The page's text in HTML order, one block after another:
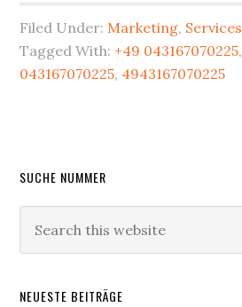
Filed Under: Marketing, Services
Tagged With: +49 043167070225,
043167070225, 4943167070225
Primary
Sidebar
SUCHE NUMMER
this
NEUESTE BEITRÄGE